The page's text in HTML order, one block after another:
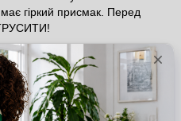
гіркий присмак. Перед
треба нанести засіб на
чи локально на
За допомогою гребня
змити надлишки
шерсть. Перед